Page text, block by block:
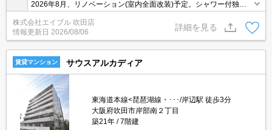
2026年8月、リノベーション(室内全面改装)予定。シャワー付独立
洗面台。TVインターホン付き。室内洗濯機置場。防犯カメラついて
ます。保証委託料（賃料総額に対し、初回額50％、月額2％）。
株式会社エイブル 吹田店
情報更新日 2026/08/06
詳細を見る
賃貸マンション サウスアルカディア
東海道本線<琵琶湖線・･･･/岸辺駅 徒歩3分
大阪府吹田市岸部南２丁目
築21年
7階建